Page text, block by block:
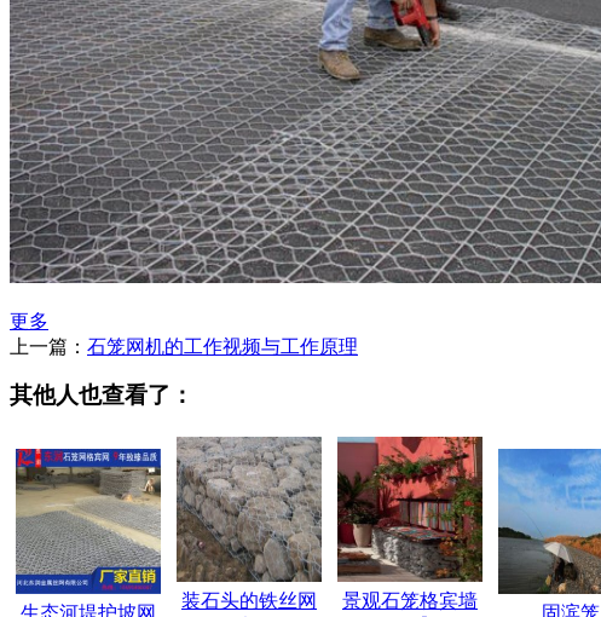
更多
上一篇： 石笼网机的工作视频与工作原理
其他人也查看了：
生态河堤护坡网
装石头的铁丝网
景观石笼格宾墙
固滨笼